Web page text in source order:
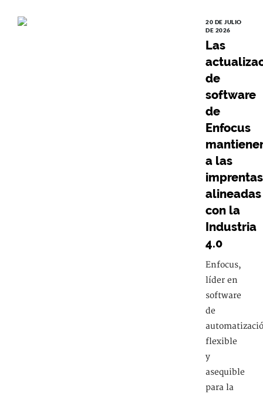
20 DE JULIO
DE 2026
Las
de
software
de
Enfocus
a las
imprentas
alineadas
con la
Industria
4.0
Enfocus,
líder en
software
de
flexible
y
asequible
para la